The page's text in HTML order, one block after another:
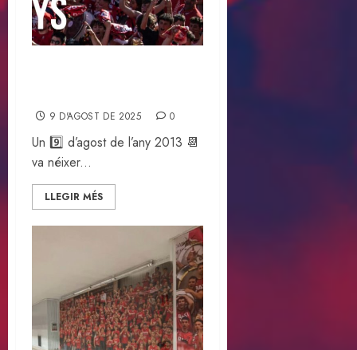
9 D'AGOST DE 2025 0
Un 9️⃣ d’agost de l’any 2013 📆
va néixer...
LLEGIR MÉS